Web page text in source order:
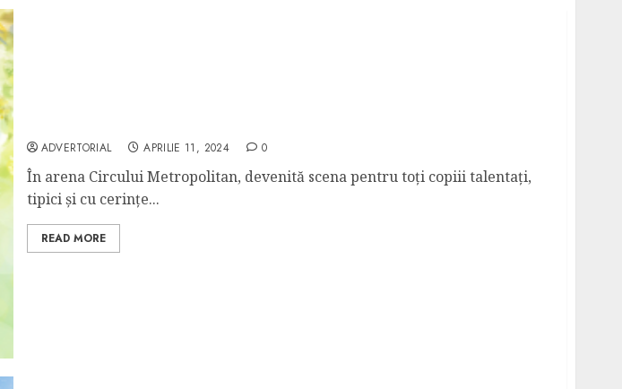
ADVERTORIAL APRILIE 11, 2024 0
În arena Circului Metropolitan, devenită scena pentru toți copiii talentați,
tipici și cu cerințe...
READ MORE